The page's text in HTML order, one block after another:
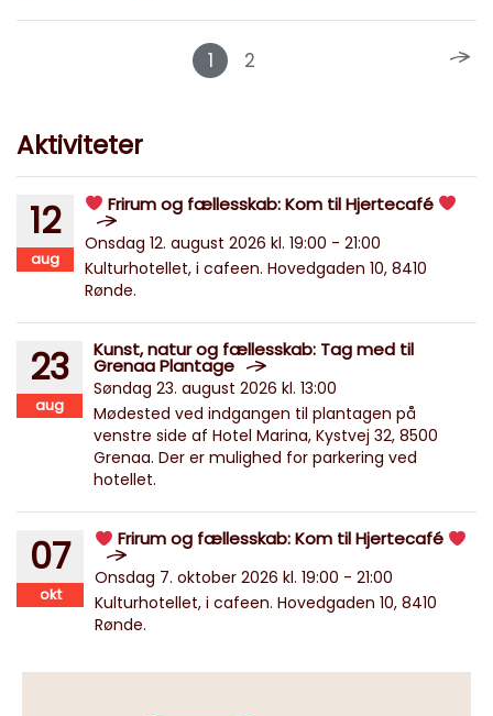
1 2
Aktiviteter
12
aug
Frirum og fællesskab: Kom til Hjertecafé
Onsdag 12. august 2026 kl. 19:00 - 21:00
Kulturhotellet, i cafeen. Hovedgaden 10, 8410
Rønde.
23
aug
Kunst, natur og fællesskab: Tag med til
Grenaa Plantage
Søndag 23. august 2026 kl. 13:00
Mødested ved indgangen til plantagen på
venstre side af Hotel Marina, Kystvej 32, 8500
Grenaa. Der er mulighed for parkering ved
hotellet.
07
okt
Frirum og fællesskab: Kom til Hjertecafé
Onsdag 7. oktober 2026 kl. 19:00 - 21:00
Kulturhotellet, i cafeen. Hovedgaden 10, 8410
Rønde.